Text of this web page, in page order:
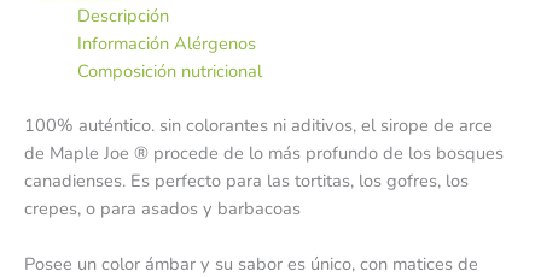
Descripción
Información Alérgenos
Composición nutricional
100% auténtico. sin colorantes ni aditivos, el sirope de arce
de Maple Joe ® procede de lo más profundo de los bosques
canadienses. Es perfecto para las tortitas, los gofres, los
crepes, o para asados y barbacoas
Posee un color ámbar y su sabor es único, con matices de